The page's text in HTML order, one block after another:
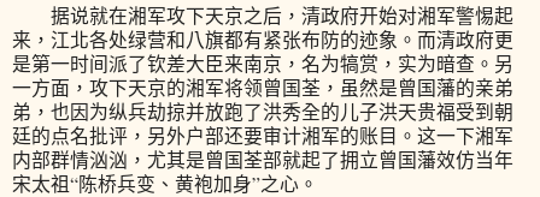
据说就在湘军攻下天京之后，清政府开始对湘军警惕起
来，江北各处绿营和八旗都有紧张布防的迹象。而清政府更
是第一时间派了钦差大臣来南京，名为犒赏，实为暗查。另
一方面，攻下天京的湘军将领曾国荃，虽然是曾国藩的亲弟
弟，也因为纵兵劫掠并放跑了洪秀全的儿子洪天贵福受到朝
廷的点名批评，另外户部还要审计湘军的账目。这一下湘军
内部群情汹汹，尤其是曾国荃部就起了拥立曾国藩效仿当年
宋太祖“陈桥兵变、黄袍加身”之心。